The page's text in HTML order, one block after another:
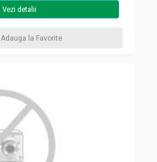
Vezi detalii
Adauga la Favorite